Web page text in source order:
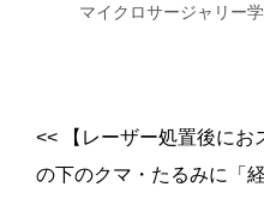
マイクロサージャリー
<<【レーザー処置後に
の下のクマ・たるみに「